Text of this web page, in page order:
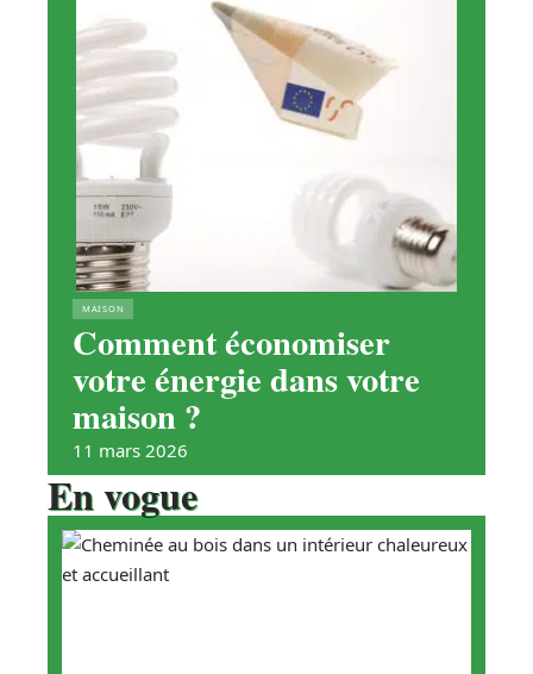
MAISON
Comment économiser
votre énergie dans votre
maison ?
11 mars 2026
En vogue